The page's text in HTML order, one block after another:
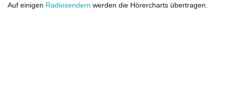
Auf einigen Radiosendern werden die Hörercharts übertragen.